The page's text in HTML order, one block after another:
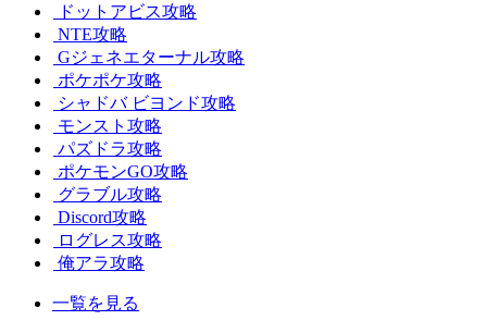
ドットアビス攻略
NTE攻略
Gジェネエターナル攻略
ポケポケ攻略
シャドバ ビヨンド攻略
モンスト攻略
パズドラ攻略
ポケモンGO攻略
グラブル攻略
Discord攻略
ログレス攻略
俺アラ攻略
一覧を見る